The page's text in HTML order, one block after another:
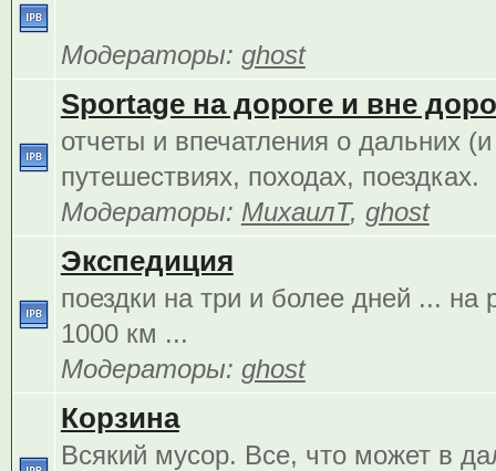
Модераторы: ghost
Sportage на дороге и вне
отчеты и впечатления о дальних
путешествиях, походах, поездках.
Модераторы: МихаилТ, ghost
Экспедиция
поездки на три и более дней ... на
1000 км ...
Модераторы: ghost
Корзина
Всякий мусор. Все, что может в